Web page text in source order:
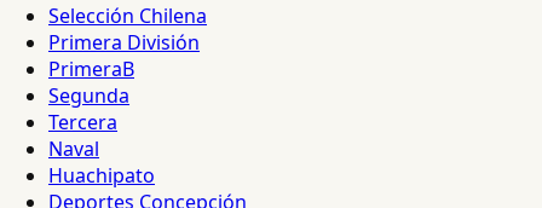
Selección Chilena
Primera División
PrimeraB
Segunda
Tercera
Naval
Huachipato
Deportes Concepción